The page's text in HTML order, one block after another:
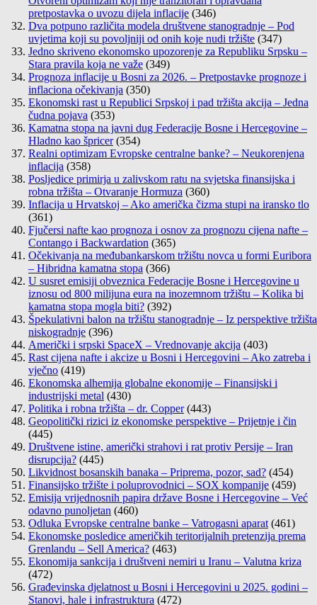
pretpostavka o uvozu dijela inflacije (346)
Dva potpuno različita modela društvene stanogradnje – Pod
uvjetima koji su povoljniji od onih koje nudi tržište (347)
Jedno skriveno ekonomsko upozorenje za Republiku Srpsku –
Stara pravila koja ne važe (349)
Prognoza inflacije u Bosni za 2026. – Pretpostavke prognoze i
inflaciona očekivanja (350)
Ekonomski rast u Republici Srpskoj i pad tržišta akcija – Jedna
čudna pojava (353)
Kamatna stopa na javni dug Federacije Bosne i Hercegovine –
Hladno kao špricer (354)
Realni optimizam Evropske centralne banke? – Neukorenjena
inflacija (358)
Posljedice primirja u zalivskom ratu na svjetska finansijska i
robna tržišta – Otvaranje Hormuza (360)
Inflacija u Hrvatskoj – Ako američka čizma stupi na iransko tlo
(361)
Fjučersi nafte kao prognoza i osnov za prognozu cijena nafte –
Contango i Backwardation (365)
Očekivanja na međubankarskom tržištu novca u formi Euribora
– Hibridna kamatna stopa (366)
U susret emisiji obveznica Federacije Bosne i Hercegovine u
iznosu od 800 milijuna eura na inozemnom tržištu – Kolika bi
kamatna stopa mogla biti? (392)
Špekulativni balon na tržištu stanogradnje – Iz perspektive tržišta
niskogradnje (396)
Američki i srpski SpaceX – Vrednovanje akcija (403)
Rast cijena nafte i akcize u Bosni i Hercegovini – Ako zatreba i
vječno (419)
Ekonomska alhemija globalne ekonomije – Finansijski i
industrijski metal (430)
Politika i robna tržišta – dr. Copper (443)
Geopolitički rizici iz ekonomske perspektive – Prijetnje i čin
(445)
Društvene istine, američki strahovi i rat protiv Persije – Iran
disrupcija? (445)
Likvidnost bosanskih banaka – Priprema, pozor, sad? (454)
Finansijsko tržište i poluprovodnici – SOX kompanije (459)
Emisija vrijednosnih papira države Bosne i Hercegovine – Već
odavno punoljetan (460)
Odluka Evropske centralne banke – Vatrogasni aparat (461)
Ekonomske posledice američkih teritorijalnih pretenzija prema
Grenlandu – Sell America? (463)
Ekonomija sankcija i društveni nemiri u Iranu – Valutna kriza
(472)
Građevinska djelatnost u Bosni i Hercegovini u 2025. godini –
Stanovi, hale i infrastruktura (472)